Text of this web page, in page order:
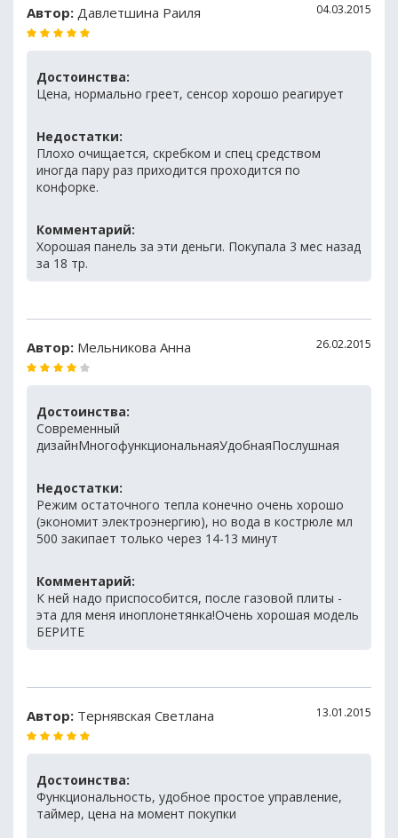
Автор: Давлетшина Раиля 04.03.2015
Достоинства:
Цена, нормально греет, сенсор хорошо реагирует
Недостатки:
Плохо очищается, скребком и спец средством
иногда пару раз приходится проходится по
конфорке.
Комментарий:
Хорошая панель за эти деньги. Покупала 3 мес назад
за 18 тр.
Автор: Мельникова Анна 26.02.2015
Достоинства:
Современный
дизайнМногофункциональнаяУдобнаяПослушная
Недостатки:
Режим остаточного тепла конечно очень хорошо
(экономит электроэнергию), но вода в кострюле мл
500 закипает только через 14-13 минут
Комментарий:
К ней надо приспособится, после газовой плиты -
эта для меня иноплонетянка!Очень хорошая модель
БЕРИТЕ
Автор: Тернявская Светлана 13.01.2015
Достоинства:
Функциональность, удобное простое управление,
таймер, цена на момент покупки